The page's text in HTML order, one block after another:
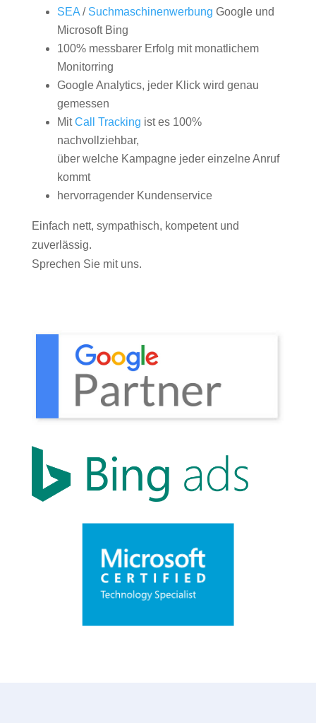
SEA/ Suchmaschinenwerbung Google und
Microsoft Bing
100% messbarer Erfolg mit monatlichem
Monitorring
Google Analytics, jeder Klick wird genau
gemessen
MitCall Tracking ist es 100%
nachvollziehbar,
über welche Kampagne jeder einzelne Anruf
kommt
hervorragender Kundenservice
Einfach nett, sympathisch, kompetent und
zuverlässig.
Sprechen Sie mit uns.